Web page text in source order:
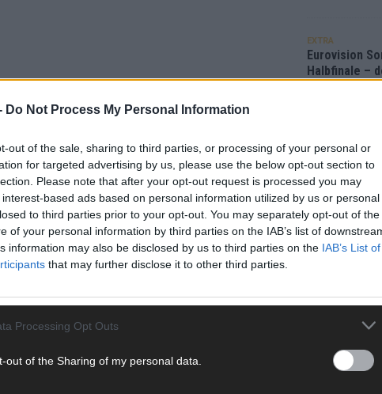
Do Not Process My Personal Information
out of the sale, sharing to third parties, or processing of your personal or
for targeted advertising by us, please use the below opt-out section to
Please note that after your opt-out request is processed you may
based ads based on personal information utilized by us or personal
to third parties prior to your opt-out. You may separately opt-out of the
of your personal information by third parties on the IAB’s list of
information may also be disclosed by us to third parties on the IAB’s List of
that may further disclose it to other third parties.
Processing Opt Outs
out of the Sharing of my personal data.
EXTRA
Eurovision
Halbfinale –
AD